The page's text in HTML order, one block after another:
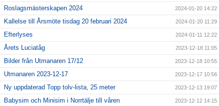
Roslagsmästerskapen 2024 2024-01-20 14:22
Kallelse till Årsmöte tisdag 20 februari 2024 2024-01-20 11:29
Efterlyses 2024-01-11 12:22
Årets Luciatåg 2023-12-18 11:05
Bilder från Utmanaren 17/12 2023-12-18 10:55
Utmanaren 2023-12-17 2023-12-17 10:56
Ny uppdaterad Topp tolv-lista, 25 meter 2023-12-13 19:07
Babysim och Minisim i Norrtälje till våren 2023-12-12 14:15